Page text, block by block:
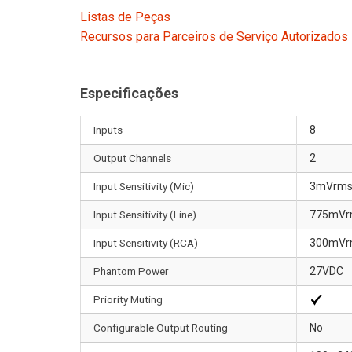
Listas de Peças
Recursos para Parceiros de Serviço Autorizados
Especificações
Inputs 8
Output Channels 2
Input Sensitivity (Mic) 3mVrms
Input Sensitivity (Line)
Input Sensitivity (RCA)
Phantom Power 27VDC
Priority Muting
Configurable Output Routing No